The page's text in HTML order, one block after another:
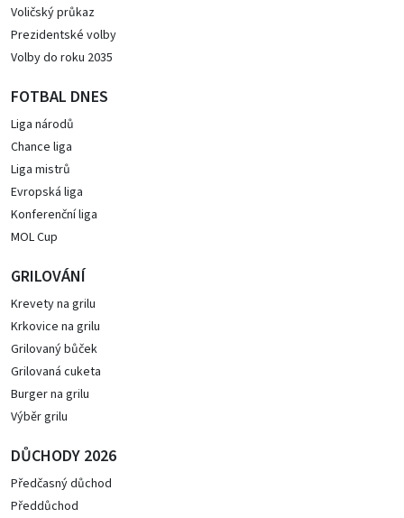
Voličský průkaz
Prezidentské volby
Volby do roku 2035
FOTBAL DNES
Liga národů
Chance liga
Liga mistrů
Evropská liga
Konferenční liga
MOL Cup
GRILOVÁNÍ
Krevety na grilu
Krkovice na grilu
Grilovaný bůček
Grilovaná cuketa
Burger na grilu
Výběr grilu
DŮCHODY 2026
Předčasný důchod
Předdůchod